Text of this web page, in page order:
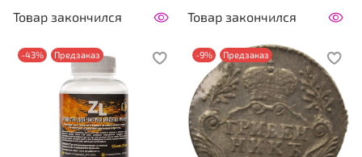
Товар закончился Товар закончился
-43% Предзаказ -9% Предзаказ